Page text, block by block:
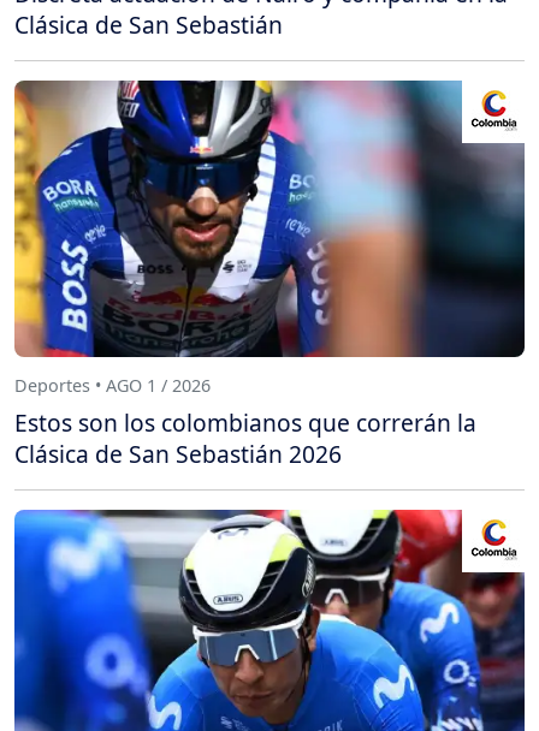
Clásica de San Sebastián
Deportes • AGO 1 / 2026
Estos son los colombianos que correrán la
Clásica de San Sebastián 2026